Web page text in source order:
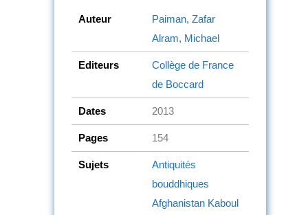
Auteur
Paiman, Zafar
Alram, Michael
Editeurs
Collège de France
de Boccard
Dates 2013
Pages 154
Sujets
Antiquités
bouddhiques
Afghanistan Kaboul